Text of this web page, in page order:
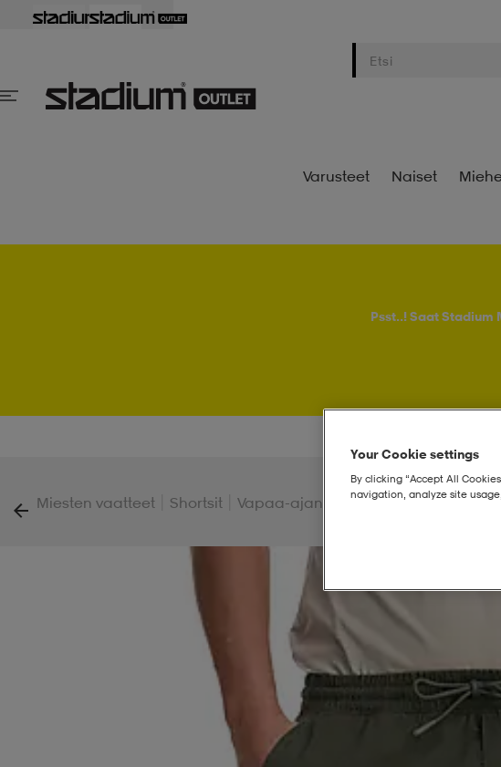
Varusteet Naiset
Psst..! Saat
Miesten vaatteet Shortsit Vapaa-ajan shortsit | Relaxed Shorts
Your Cookie settings
By clicking “Accept All
navigation, analyze site